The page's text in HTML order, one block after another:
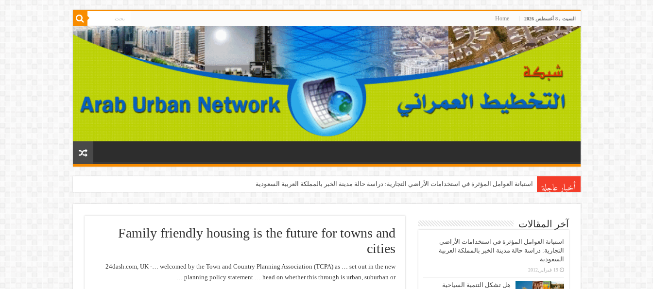
السبت , 8 أغسطس 2026 Home
أخبار عاجلة استبانة العوامل المؤثرة في استخدامات الأراضي التجارية: دراسة حالة مدينة الخبر بالمملكة العربية السعودية
Family friendly housing is the future for towns and
cities
24dash.com, UK -… welcomed by the Town and Country Planning Association (TCPA) as … set out in the new
planning policy statement … head on whether this through is urban, suburban or …
آخر المقالات
استبانة العوامل المؤثرة في استخدامات الأراضي
التجارية: دراسة حالة مدينة الخبر بالمملكة العربية
السعودية
19 فبراير,2012
هل تشكل التنمية السياحية